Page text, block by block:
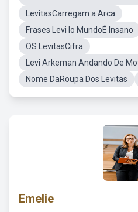
LevitasCarregam a Arca
Frases Levi Io MundoÉ Insano
OS LevitasCifra
Levi Arkeman Andando De
Nome DaRoupa Dos Levitas
Emelie